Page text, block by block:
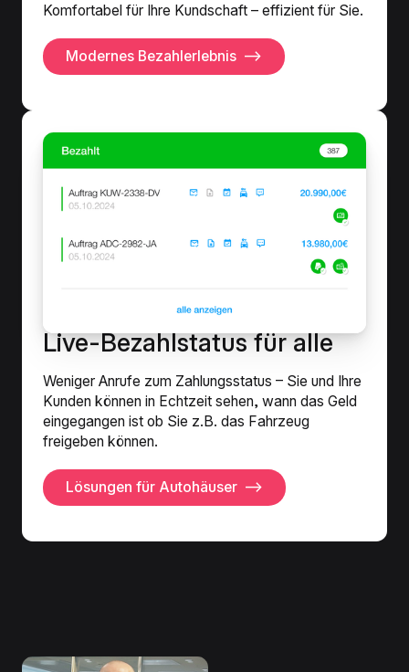
Komfortabel für Ihre Kundschaft – effizient für Sie.
Modernes Bezahlerlebnis ⟶
Live-Bezahlstatus für alle
Weniger Anrufe zum Zahlungsstatus – Sie und Ihre
Kunden können in Echtzeit sehen, wann das Geld
eingegangen ist ob Sie z.B. das Fahrzeug
freigeben können.
Lösungen für Autohäuser ⟶